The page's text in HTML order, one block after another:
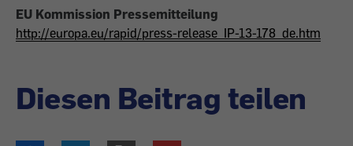
EU Kommission Pressemitteilung
http://europa.eu/rapid/press-release_IP-13-178_de.htm
Diesen Beitrag teilen